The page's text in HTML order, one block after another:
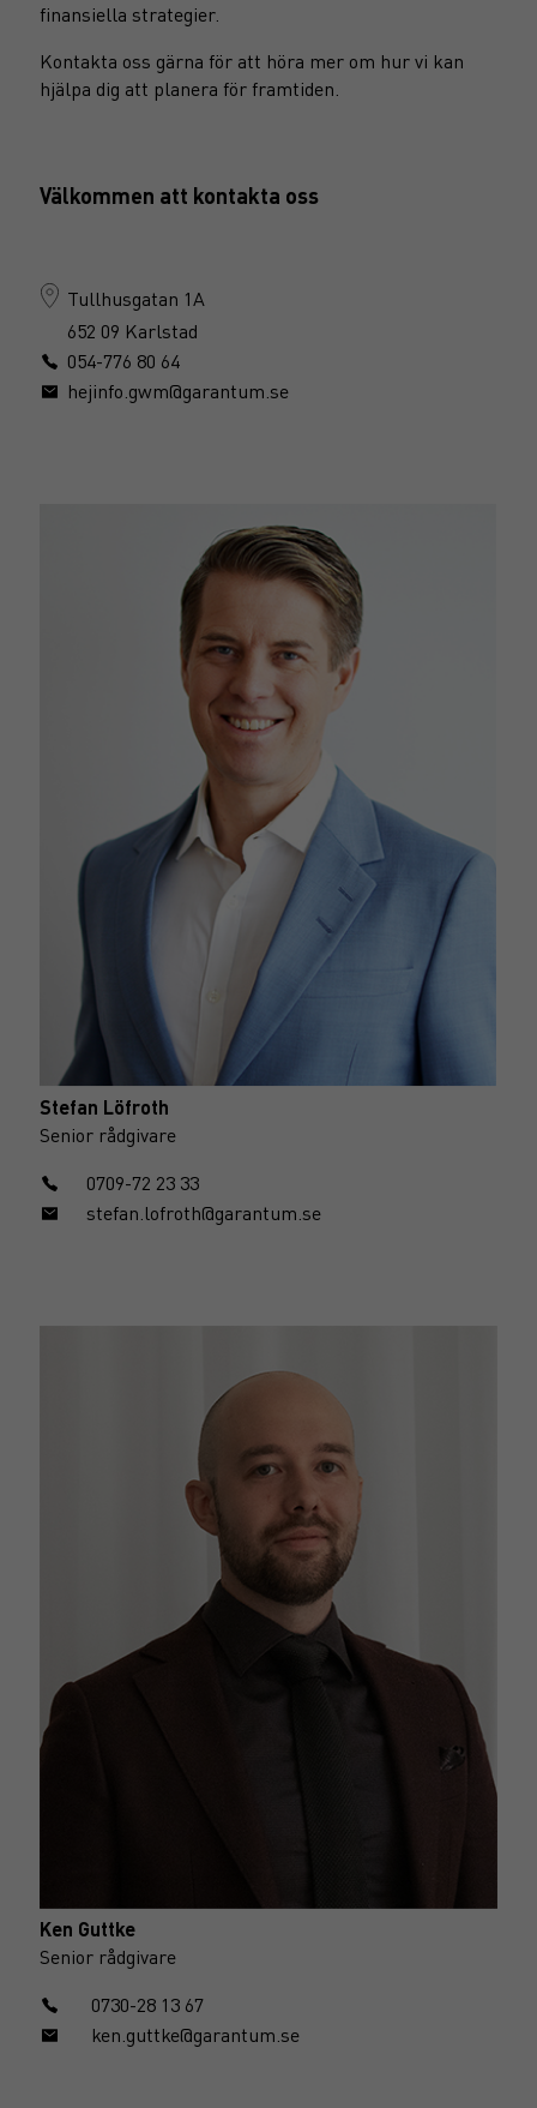
finansiella strategier.
Kontakta oss gärna för att höra mer om hur vi kan
hjälpa dig att planera för framtiden.
Välkommen att kontakta oss
Tullhusgatan 1A
652 09 Karlstad
054-776 80 64
hejinfo.gwm@garantum.se
Stefan Löfroth
Senior rådgivare
0709-72 23 33
stefan.lofroth@garantum.se
Ken Guttke
Senior rådgivare
0730-28 13 67
ken.guttke@garantum.se